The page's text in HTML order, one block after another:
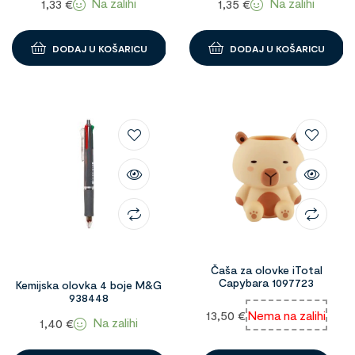
1,33 €
DODAJ U KOŠARICU
1,35€
DODAJ U KOŠARICU
Kemijska olovka 4 boje M&G
938448
1,40€ Na zalihi
Čaša za olovke iTotal
Capybara 1097723
13,50 €Nema na zalihi